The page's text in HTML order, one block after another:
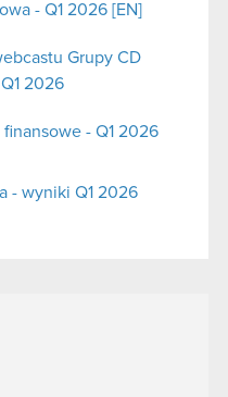
- Q1 2026 [EN]
Grupy CD
2026
- Q1 2026
- wyniki Q1 2026